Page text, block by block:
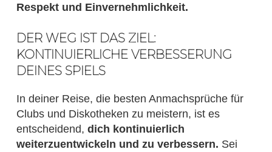
Respekt und Einvernehmlichkeit.
DER WEG IST DAS ZIEL:
KONTINUIERLICHE VERBESSERUNG
DEINES SPIELS
In deiner Reise, die besten Anmachsprüche für
Clubs und Diskotheken zu meistern, ist es
entscheidend, dich kontinuierlich
weiterzuentwickeln und zu verbessern. Sei